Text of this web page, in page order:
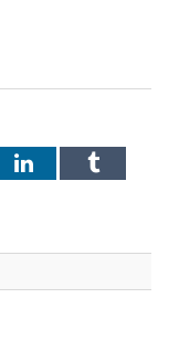
LinkedInTumblr